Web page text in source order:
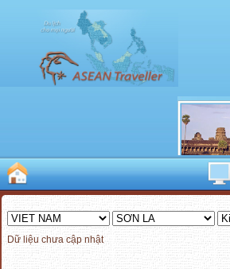
Dữ liệu chưa cập nhật